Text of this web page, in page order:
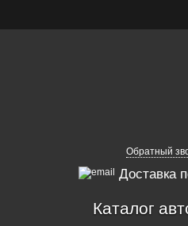
Обратный
Доставка
Каталог